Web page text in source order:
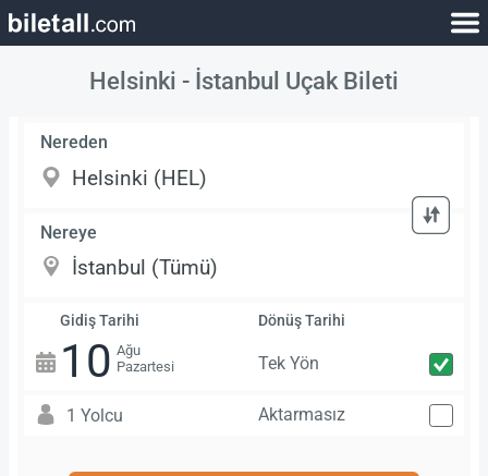
Helsinki - İstanbul Uçak Bileti
Nereden
Nereye
Gidiş Tarihi
10 Ağu
Pazartesi
Dönüş Tarihi
Tek Yön
1 Yolcu Aktarmasız